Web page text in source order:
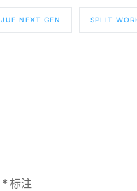
JUE NEXT GEN SPLIT
* 标注